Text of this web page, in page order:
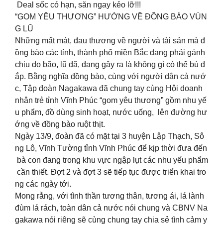
Deal sốc có hạn, săn ngay kẻo lỡ!!!
“GOM YÊU THƯƠNG” HƯỚNG VỀ ĐỒNG BÀO VÙN
G LŨ
Những mất mát, đau thương về người và tài sản mà đ
ồng bào các tỉnh, thành phố miền Bắc đang phải gánh
chịu do bão, lũ đã, đang gây ra là không gì có thể bù đ
ắp. Bằng nghĩa đồng bào, cùng với người dân cả nướ
c, Tập đoàn Nagakawa đã chung tay cùng Hội doanh
nhân trẻ tỉnh Vĩnh Phúc “gom yêu thương” gồm nhu yế
u phẩm, đồ dùng sinh hoạt, nước uống, lên đường hư
ớng về đồng bào ruột thịt.
Ngày 13/9, đoàn đã có mặt tại 3 huyện Lập Thạch, Sô
ng Lô, Vĩnh Tường tỉnh Vĩnh Phúc để kịp thời đưa đến
bà con đang trong khu vực ngập lụt các nhu yếu phẩm
cần thiết. Đợt 2 và đợt 3 sẽ tiếp tục được triển khai tro
ng các ngày tới.
Mong rằng, với tình thần tương thân, tương ái, lá lành
đùm lá rách, toàn dân cả nước nói chung và CBNV Na
gakawa nói riêng sẽ cùng chung tay chia sẻ tình cảm y